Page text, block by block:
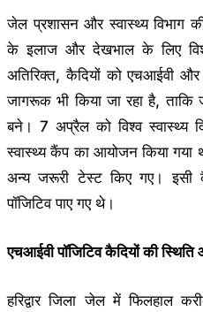
जेल प्रशासन और स्वास्थ्य विभाग
के इलाज और देखभाल के लिए
अतिरिक्त, कैदियों को एचआईवी
जागरूक भी किया जा रहा है,
बने। 7 अप्रैल को विश्व स्वास्थ्य
स्वास्थ्य कैंप का आयोजन किया
अन्य जरूरी टेस्ट किए गए। इसी
पॉजिटिव पाए गए थे।
एचआईवी पॉजिटिव कैदियों की
हरिद्वार जिला जेल में फिलहाल